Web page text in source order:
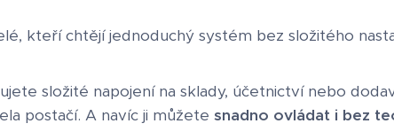
kteří chtějí jednoduchý systém bez složitého
složité napojení na sklady, účetnictví nebo
postačí. A navíc ji můžete snadno ovládat i bez